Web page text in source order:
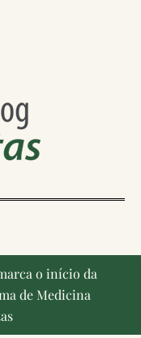
o início da
de Medicina